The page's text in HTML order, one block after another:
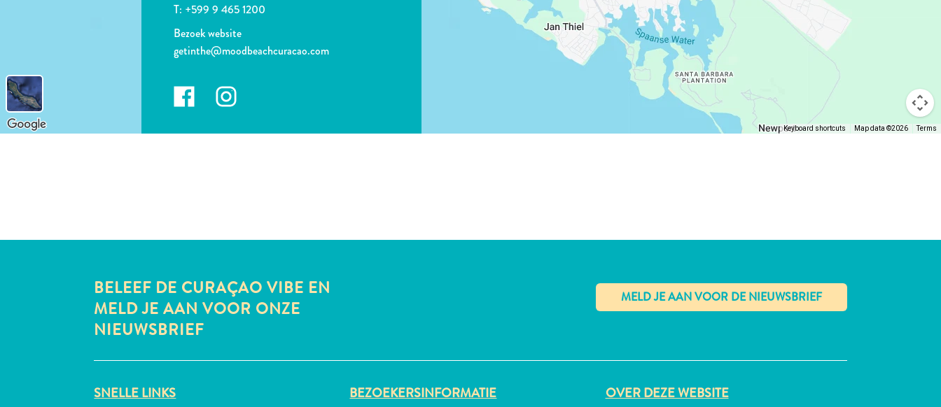
T: +599 9 465 1200
Bezoek website
getinthe@moodbeachcuracao.com
Keyboard shortcuts Map data ©2026 Terms
BELEEF DE CURAÇAO VIBE EN
MELD JE AAN VOOR ONZE
NIEUWSBRIEF
✕
SNELLE LINKS BEZOEKERSINFORMATIE OVER DEZE WEBSITE